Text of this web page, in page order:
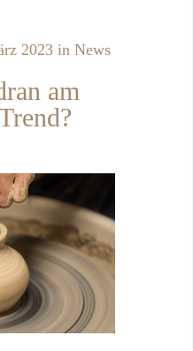
2023 in News
am